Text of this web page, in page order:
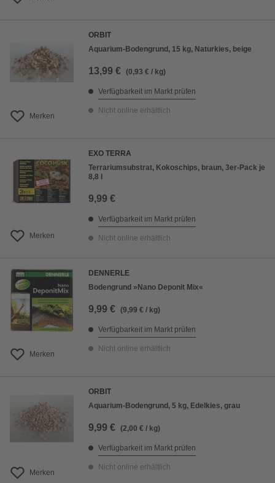
Merken
ORBIT
Aquarium-Bodengrund, 15 kg, Naturkies, beige
13,99 € (0,93 € / kg)
Verfügbarkeit im Markt prüfen
Nicht online erhältlich
Merken
EXO TERRA
Terrariumsubstrat, Kokoschips, braun, 3er-Pack je
8,8 l
9,99 €
Verfügbarkeit im Markt prüfen
Nicht online erhältlich
Merken
DENNERLE
Bodengrund »Nano Deponit Mix«
9,99 € (9,99 € / kg)
Verfügbarkeit im Markt prüfen
Nicht online erhältlich
Merken
ORBIT
Aquarium-Bodengrund, 5 kg, Edelkies, grau
9,99 € (2,00 € / kg)
Verfügbarkeit im Markt prüfen
Nicht online erhältlich